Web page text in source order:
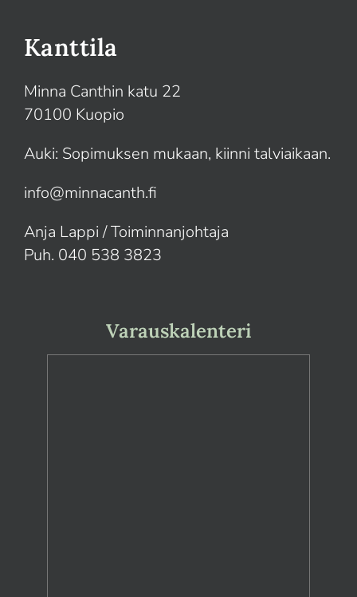
Kanttila
Minna Canthin katu 22
70100 Kuopio
Auki: Sopimuksen mukaan, kiinni talviaikaan.
info@minnacanth.fi
Anja Lappi / Toiminnanjohtaja
Puh. 040 538 3823
Varauskalenteri